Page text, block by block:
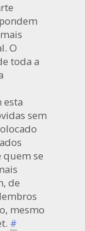
O
toda a
sem
quem se
de
mesmo
#